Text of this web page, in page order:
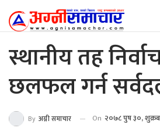
स्थानीय तह
छलफल गर्न
By अग्नी समाचार On २०७८ पुष ३०,